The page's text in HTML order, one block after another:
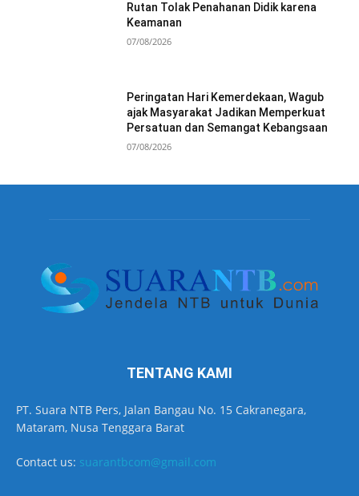
Rutan Tolak Penahanan Didik karena
Keamanan
07/08/2026
Peringatan Hari Kemerdekaan, Wagub
ajak Masyarakat Jadikan Memperkuat
Persatuan dan Semangat Kebangsaan
07/08/2026
TENTANG KAMI
PT. Suara NTB Pers, Jalan Bangau No. 15 Cakranegara,
Mataram, Nusa Tenggara Barat
Contact us: suarantbcom@gmail.com